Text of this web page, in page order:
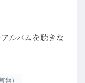
ルバムを聴きな
盤)